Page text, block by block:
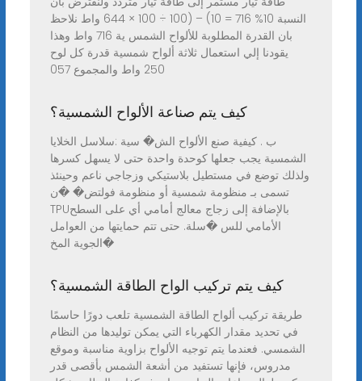
النسبة 10% 716 = 10) – (100 ÷ 100 × 644 واط نلاحظ
بان القدرة المطلوبة للألواح الشمس ية 716 واط وهذا
يقودنا إلي استعمال ثلاثة ألواح شمسية قدرة كل لوح
250 واط والمجموع 057
كيف يتم صناعة الألواح الشمسية؟
ب . كيفية صنع الألواح الش� سية :سلاسل الخلايا
الشمسية يجب جعلها كوحدة واحدة حتى لا يسهل كسرها
ولذلك توضع في مستطيل بلاستيكي وزجاجي ناعم وحينئذ
تسمى بـ منظومة شمسية أو منظومة فولتض� �ن
TPUبالإضافة إلى زجاج معالج أمامي أي على السطح
الأمامي للس �سلة. حتى تتم حمايتها من العوامل
الجوية المخ�
كيف يتم تركيب الواح الطاقة الشمسية؟
طريقة تركيب ألواح الطاقة الشمسية تلعب دورًا حاسمًا
في تحديد مقدار الكهرباء التي يمكن توليدها من النظام
الشمسي. فعندما يتم توجيه الألواح بزاوية مناسبة وموقع
مدروس، فإنها تستفيد من أشعة الشمس بأقصى قدر